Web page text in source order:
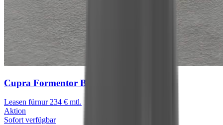
Cupra Formentor Basis
Leasen fürnur 234 € mtl.
Aktion
Sofort verfügbar